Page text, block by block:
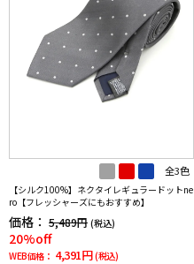
全3色
【シルク100%】ネクタイレギュラードットne
ro【フレッシャーズにもおすすめ】
価格： 5,489円 (税込)
20%off
WEB価格： 4,391円 (税込)